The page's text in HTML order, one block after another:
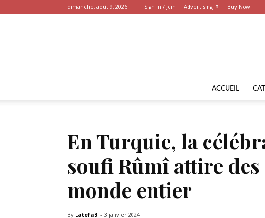
dimanche, août 9, 2026 Sign in / Join Advertising Buy Now
ACCUEIL
En Turquie, la
soufi Rûmî attire des
monde entier
By LatefaB - 3 janvier 2024